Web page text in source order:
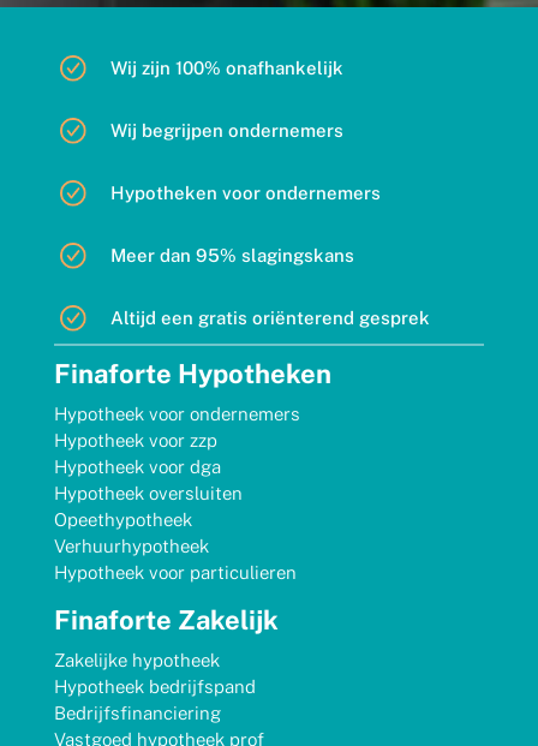
Wij zijn 100% onafhankelijk
Wij begrijpen ondernemers
Hypotheken voor ondernemers
Meer dan 95% slagingskans
Altijd een gratis oriënterend gesprek
Finaforte Hypotheken
Hypotheek voor ondernemers
Hypotheek voor zzp
Hypotheek voor dga
Hypotheek oversluiten
Opeethypotheek
Verhuurhypotheek
Hypotheek voor particulieren
Finaforte Zakelijk
Zakelijke hypotheek
Hypotheek bedrijfspand
Bedrijfsfinanciering
Vastgoed hypotheek prof